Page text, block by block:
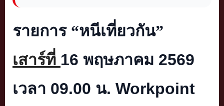
รายการ “หนีเที่ยวกัน”
เสาร์ที่ 16 พฤษภาคม 2569
เวลา 09.00 น. Workpoint